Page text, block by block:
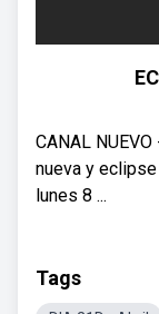
CANAL
nueva y
lunes 8 ...
Tags